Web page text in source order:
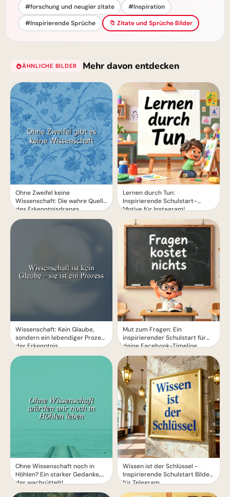
#forschung und neugier zitate
#Inspiration
#Inspirierende Sprüche
📁 Zitate und Sprüche Bilder
ÄHNLICHE BILDER Mehr davon entdecken
Ohne Zweifel keine
Wissenschaft: Die wahre Quelle
des Erkenntnisdrangs
Wissenschaft: Kein Glaube,
sondern ein lebendiger Prozess
der Erkenntnis
Ohne Wissenschaft noch in
Höhlen? Ein starker Gedanke,
der wachrüttelt!
Lernen durch Tun:
Inspirierende Schulstart-
Motive für Instagram!
Mut zum Fragen: Ein
inspirierender Schulstart für
deine Facebook-Timeline
Wissen ist der Schlüssel -
Inspirierende Schulstart Bilder
für Telegram